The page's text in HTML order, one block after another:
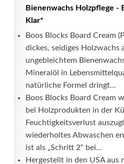
Bienenwachs Holzpflege -
Klar*
Boos Blocks Board Cream
dickes, seidiges Holzwachs
ungebleichtem
Mineralöl in
natürliche Formel dringt...
Boos Blocks Board Cream
bei Holzprodukten in der
Feuchtigkeitsverlust
wiederholtes Abwaschen
ist als „Schritt 2“ bei...
Hergestellt in den USA aus